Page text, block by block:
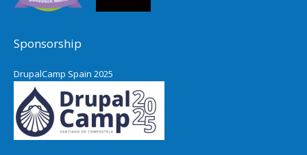
Sponsorship
DrupalCamp Spain 2025
Pacific Northwest Drupal Summit
2024